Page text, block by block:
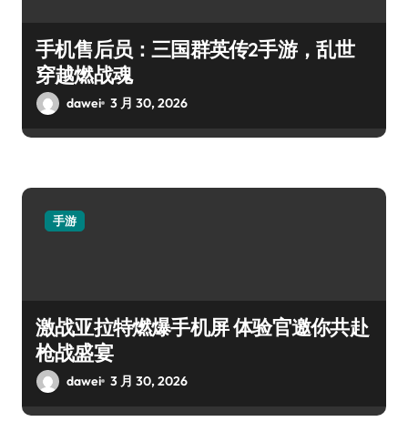
手机售后员：三国群英传2手游，乱世
穿越燃战魂
dawei 3 月 30, 2026
手游
激战亚拉特燃爆手机屏 体验官邀你共赴
枪战盛宴
dawei 3 月 30, 2026